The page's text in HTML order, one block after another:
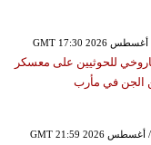
للحوثيين على معسكر
في مأرب